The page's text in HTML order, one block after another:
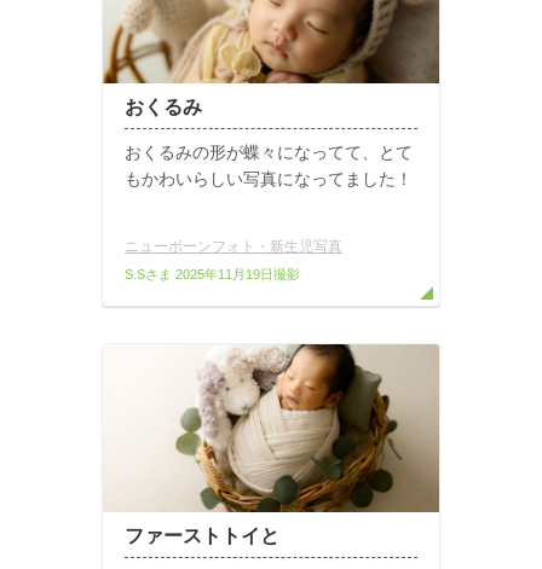
おくるみ
おくるみの形が蝶々になってて、とて
もかわいらしい写真になってました！
ニューボーンフォト・新生児写真
S.Sさま 2025年11月19日撮影
ファーストトイと